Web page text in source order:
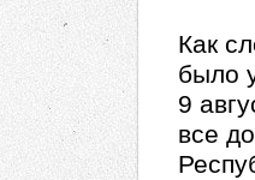
Как
было
9
все